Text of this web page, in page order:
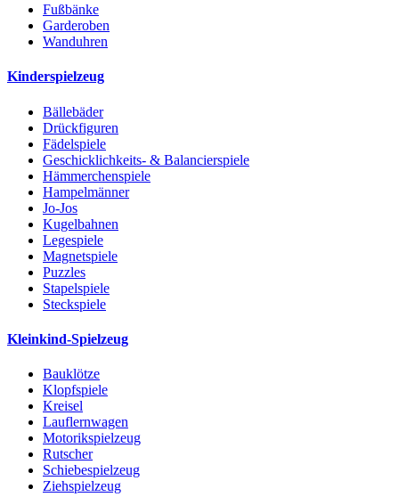
Fußbänke
Garderoben
Wanduhren
Kinderspielzeug
Bällebäder
Drückfiguren
Fädelspiele
Geschicklichkeits- & Balancierspiele
Hämmerchenspiele
Hampelmänner
Jo-Jos
Kugelbahnen
Legespiele
Magnetspiele
Puzzles
Stapelspiele
Steckspiele
Kleinkind-Spielzeug
Bauklötze
Klopfspiele
Kreisel
Lauflernwagen
Motorikspielzeug
Rutscher
Schiebespielzeug
Ziehspielzeug